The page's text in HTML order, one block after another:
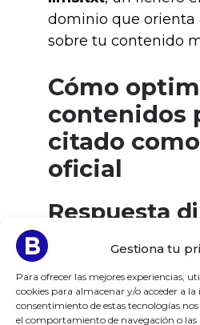
Gestiona tu
Para ofrecer las mejores experiencias,
cookies para almacenar y/o acceder a
consentimiento de estas tecnologías
el comportamiento de navegación o las
dominio que orienta
sobre tu contenido
Cómo
contenidos
citado
oficial
Respuesta
FAQ y
Empieza cada pieza